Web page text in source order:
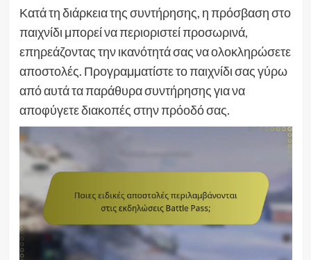
Κατά τη διάρκεια της συντήρησης, η πρόσβαση στο
παιχνίδι μπορεί να περιοριστεί προσωρινά,
επηρεάζοντας την ικανότητά σας να ολοκληρώσετε
αποστολές. Προγραμματίστε το παιχνίδι σας γύρω
από αυτά τα παράθυρα συντήρησης για να
αποφύγετε διακοπές στην πρόοδό σας.